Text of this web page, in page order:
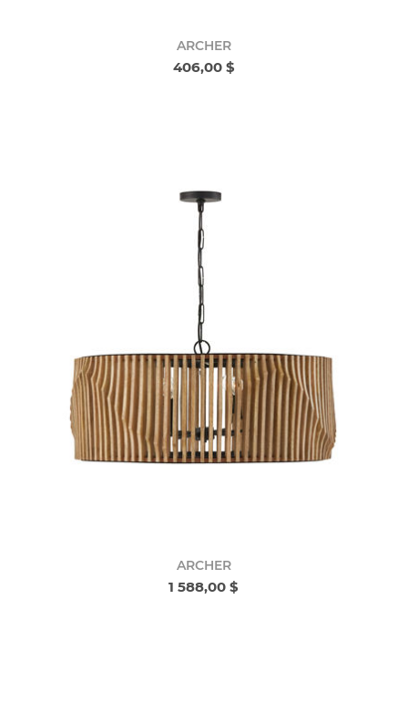
ARCHER
406,00 $
ARCHER
1 588,00 $